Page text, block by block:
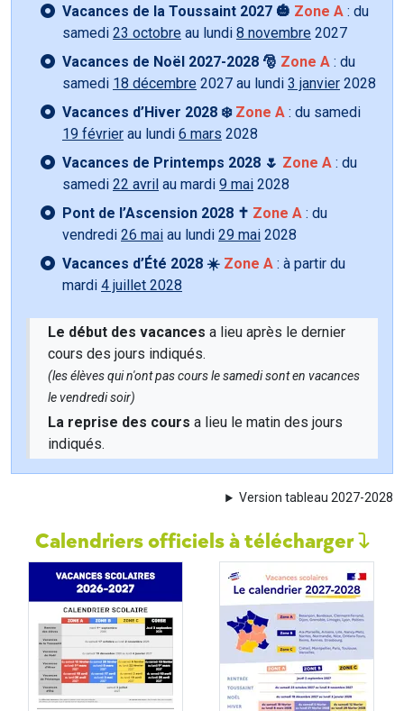
Vacances de la Toussaint 2027 🎃 Zone A : du
samedi 23 octobre au lundi 8 novembre 2027
Vacances de Noël 2027-2028 🎅 Zone A : du
samedi 18 décembre 2027 au lundi 3 janvier 2028
Vacances d’Hiver 2028 ❄️ Zone A : du samedi
19 février au lundi 6 mars 2028
Vacances de Printemps 2028 🌷 Zone A : du
samedi 22 avril au mardi 9 mai 2028
Pont de l’Ascension 2028 ✝️ Zone A : du
vendredi 26 mai au lundi 29 mai 2028
Vacances d’Été 2028 ☀️ Zone A : à partir du
mardi 4 juillet 2028
Le début des vacances a lieu après le dernier
cours des jours indiqués.
(les élèves qui n'ont pas cours le samedi sont en vacances
le vendredi soir)
La reprise des cours a lieu le matin des jours
indiqués.
Version tableau 2027-2028
Calendriers officiels à télécharger